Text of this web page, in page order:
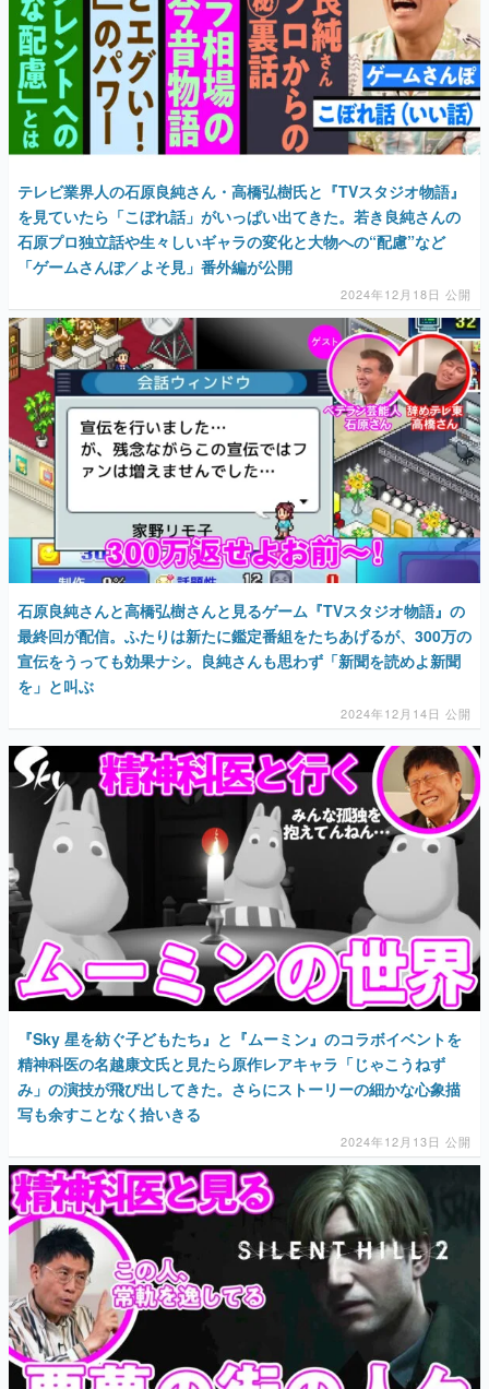
テレビ業界人の石原良純さん・高橋弘樹氏と『TVスタジオ物語』
を見ていたら「こぼれ話」がいっぱい出てきた。若き良純さんの
石原プロ独立話や生々しいギャラの変化と大物への“配慮”など
「ゲームさんぽ／よそ見」番外編が公開
2024年12月18日 公開
石原良純さんと高橋弘樹さんと見るゲーム『TVスタジオ物語』の
最終回が配信。ふたりは新たに鑑定番組をたちあげるが、300万の
宣伝をうっても効果ナシ。良純さんも思わず「新聞を読めよ新聞
を」と叫ぶ
2024年12月14日 公開
『Sky 星を紡ぐ子どもたち』と『ムーミン』のコラボイベントを
精神科医の名越康文氏と見たら原作レアキャラ「じゃこうねず
み」の演技が飛び出してきた。さらにストーリーの細かな心象描
写も余すことなく拾いきる
2024年12月13日 公開